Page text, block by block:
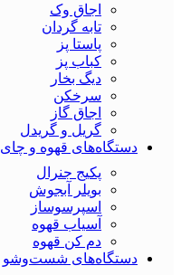
اجاق وک
تابه گردان
پاستا پز
کباب پز
دیگ بخار
سرخکن
اجاق گاز
گریل و گریدل
دستگاه‌های قهوه و چای
پکیج جنرال
بویلر آبجوش
اسپرسوساز
آسیاب قهوه
دم کن قهوه
دستگاه‌های شست‌و‌شو